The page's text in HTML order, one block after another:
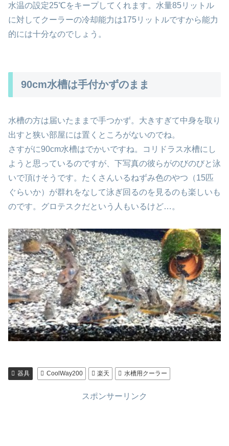
水温の設定25℃をキープしてくれます。水量85リットル
に対してクーラーの冷却能力は175リットルですから能力
的には十分なのでしょう。
90cm水槽は手付かずのまま
水槽の方は届いたままで手つかず。大きすぎて中身を取り
出すと狭い部屋には置くところがないのでね。
さすがに90cm水槽はでかいですね。コリドラス水槽にし
ようと思っているのですが、下写真の彼らがのびのびと泳
いで頂けそうです。たくさんいるねずみ色のやつ（15匹
ぐらいか）が群れをなして泳ぎ回るのを見るのも楽しいも
のです。グロテスクだという人もいるけど…。
器具 CoolWay200 楽天 水槽用クーラー
スポンサーリンク